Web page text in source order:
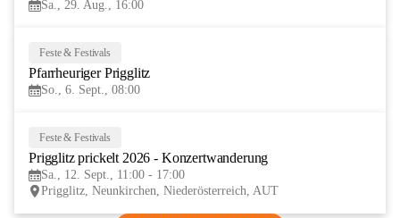
Sa., 29. Aug., 16:00
Feste & Festivals
Pfarrheuriger Prigglitz
So., 6. Sept., 08:00
Feste & Festivals
Prigglitz prickelt 2026 - Konzertwanderung
Sa., 12. Sept., 11:00 - 17:00
Prigglitz, Neunkirchen, Niederösterreich, AUT